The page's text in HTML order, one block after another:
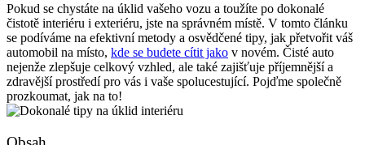
Pokud se chystáte na úklid vašeho vozu a toužíte po dokonalé
čistotě interiéru i exteriéru, jste na správném místě. V tomto článku
se podíváme na efektivní metody a osvědčené tipy, jak přetvořit váš
automobil na místo, kde se budete cítit jako v novém. Čisté auto
nejenže zlepšuje celkový vzhled, ale také zajišťuje příjemnější a
zdravější prostředí pro vás i vaše spolucestující. Pojďme společně
prozkoumat, jak na to!